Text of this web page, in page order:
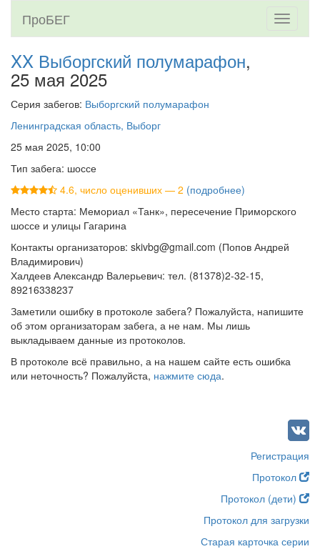
Toggle
ПроБЕГ
XX Выборгский полумарафон,
25 мая 2025
Серия забегов: Выборгский полумарафон
Ленинградская область, Выборг
25 мая 2025, 10:00
Тип забега: шоссе
4.6, число оценивших — 2 (подробнее)
Место старта: Мемориал «Танк», пересечение Приморского
шоссе и улицы Гагарина
Контакты организаторов: skivbg@gmail.com (Попов Андрей
Владимирович)
Халдеев Александр Валерьевич: тел. (81378)2-32-15,
89216338237
Заметили ошибку в протоколе забега? Пожалуйста, напишите
об этом организаторам забега, а не нам. Мы лишь
выкладываем данные из протоколов.
В протоколе всё правильно, а на нашем сайте есть ошибка
или неточность? Пожалуйста, нажмите сюда.
Регистрация
Протокол
Протокол (дети)
Протокол для загрузки
Старая карточка серии